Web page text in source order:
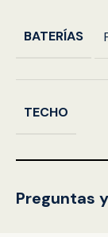
BATERÍAS
TECHO
Preguntas